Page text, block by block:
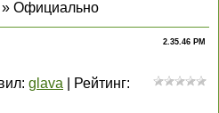
» Официально
2.35.46 PM
: glava Рейтинг: